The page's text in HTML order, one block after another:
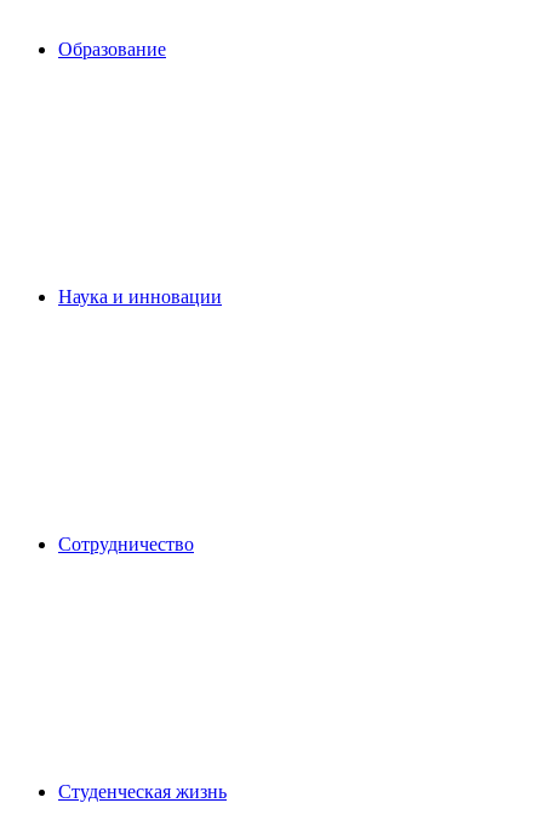
Образование
Наука и инновации
Сотрудничество
Студенческая жизнь